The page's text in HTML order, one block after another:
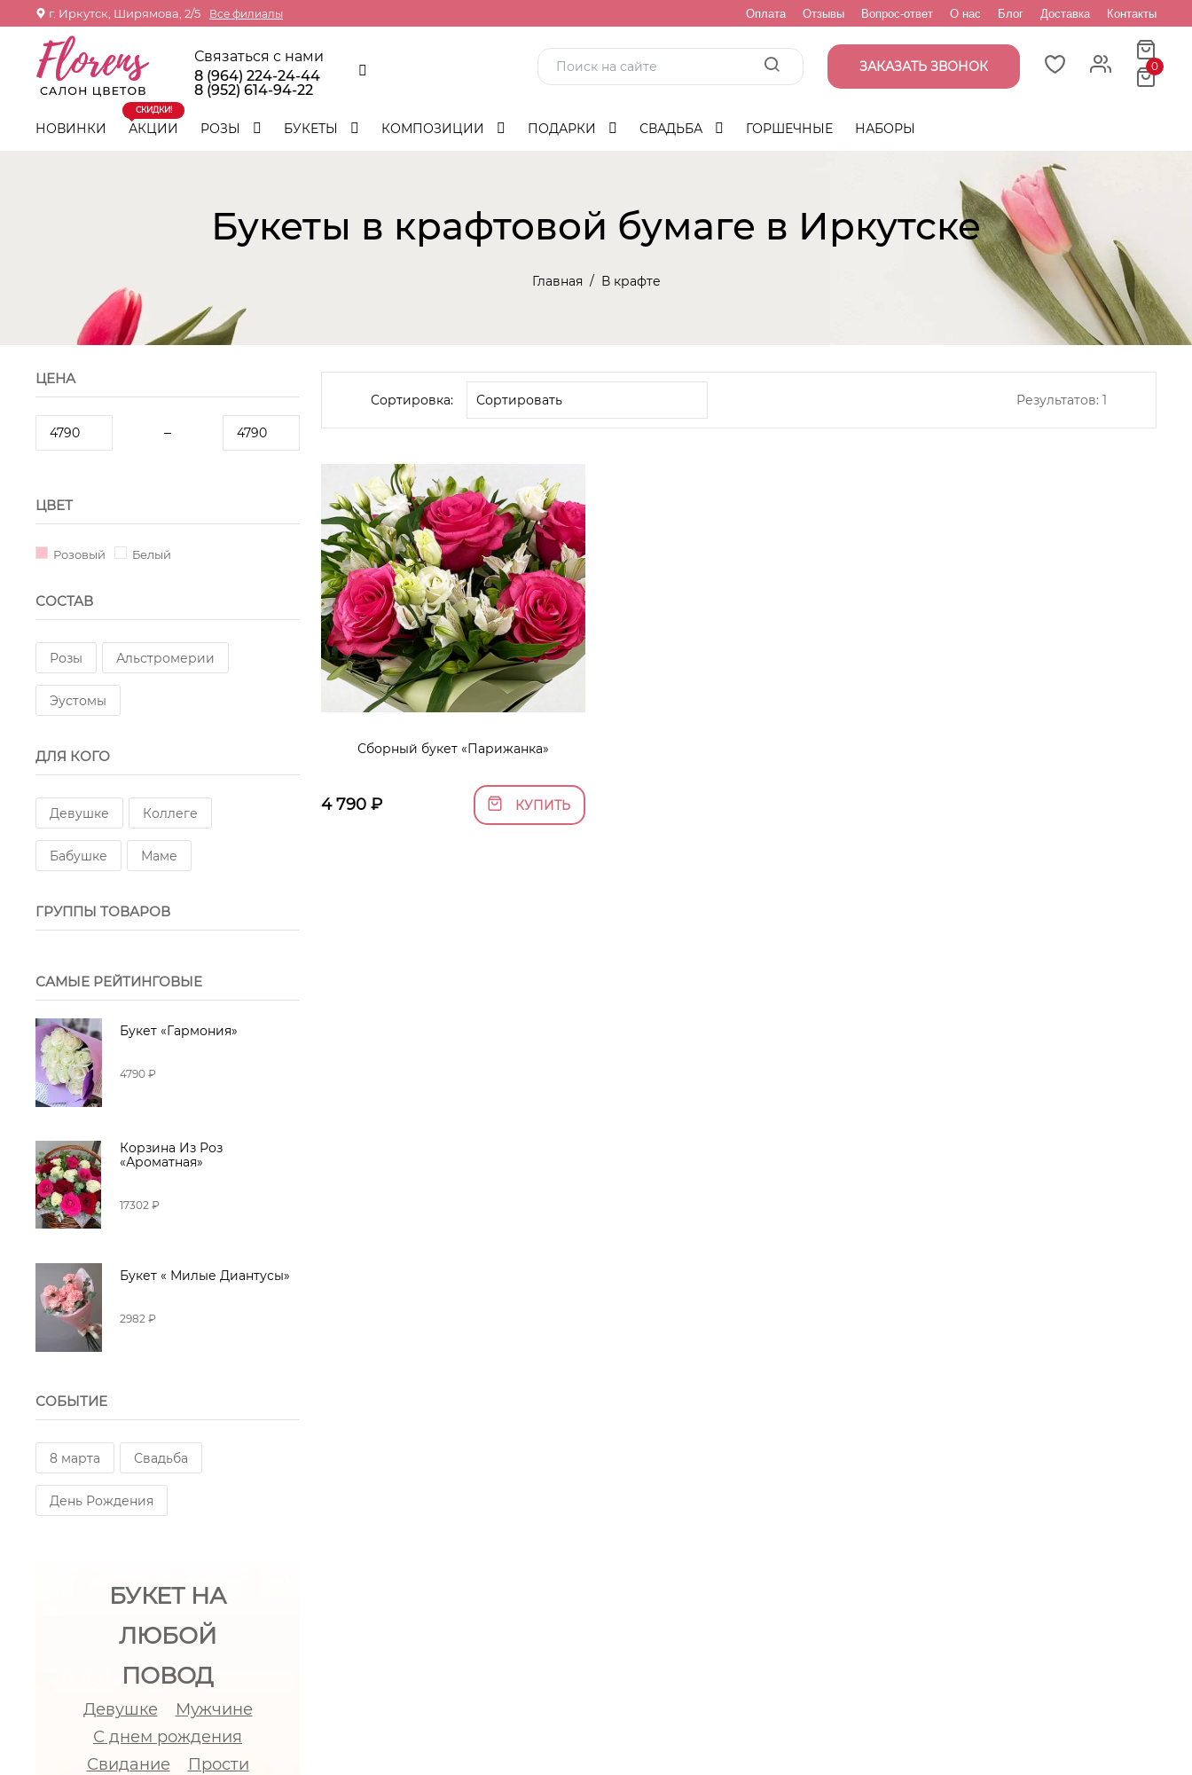
г. Иркутск, Ширямова, 2/5 Все филиалы Оплата Отзывы Вопрос-ответ О нас Блог Доставка Контакты
Связаться с нами
8 (964) 224-24-44
8 (952) 614-94-22
ЗАКАЗАТЬ ЗВОНОК 0
НОВИНКИ АКЦИИ
СКИДКИ!
РОЗЫ БУКЕТЫ КОМПОЗИЦИИ ПОДАРКИ СВАДЬБА ГОРШЕЧНЫЕ НАБОРЫ
Букеты в крафтовой бумаге в Иркутске
Главная В крафте
ЦЕНА
ЦВЕТ
Розовый Белый
СОСТАВ
Розы Альстромерии
Эустомы
ДЛЯ КОГО
Девушке Коллеге
Бабушке Маме
ГРУППЫ ТОВАРОВ
САМЫЕ РЕЙТИНГОВЫЕ
Букет «Гармония»
4790 ₽
Корзина Из Роз
«Ароматная»
17302 ₽
Букет « Милые Диантусы»
2982 ₽
СОБЫТИЕ
8 марта Свадьба
День Рождения
БУКЕТ НА
ЛЮБОЙ
ПОВОД
Девушке
Мужчине
С днем рождения
Свидание
Прости
Сортировка: Результатов: 1
Сборный букет «Парижанка»
4 790 ₽ КУПИТЬ